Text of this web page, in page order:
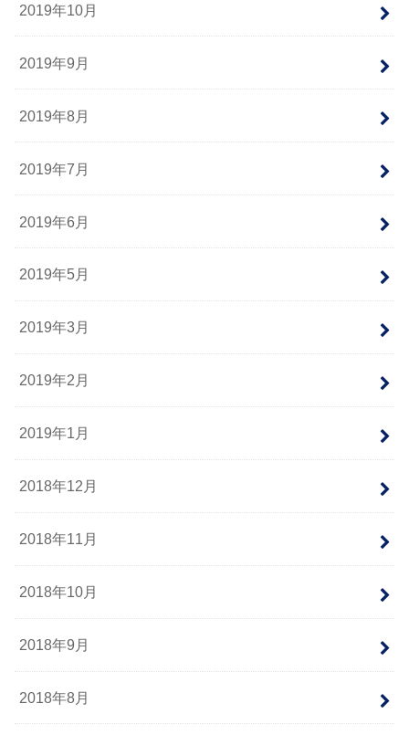
2019年10月
2019年9月
2019年8月
2019年7月
2019年6月
2019年5月
2019年3月
2019年2月
2019年1月
2018年12月
2018年11月
2018年10月
2018年9月
2018年8月